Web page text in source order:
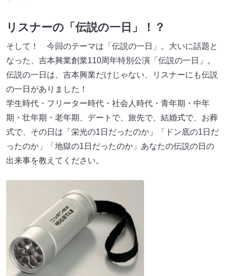
リスナーの「伝説の一日」！？
そして！ 今回のテーマは「伝説の一日」。大いに話題と
なった、吉本興業創業110周年特別公演「伝説の一日」。
伝説の一日は、吉本興業だけじゃない、リスナーにも伝説
の一日がありました！
学生時代・フリーター時代・社会人時代・青年期・中年
期・壮年期・老年期、デートで、旅先で、結婚式で、お葬
式で、その日は「栄光の1日だったのか」「ドン底の1日だ
ったのか」「地獄の1日だったのか」あなたの伝説の日の
出来事を教えてください。